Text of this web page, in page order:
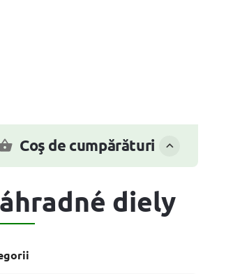
Coş de cumpărături
diely